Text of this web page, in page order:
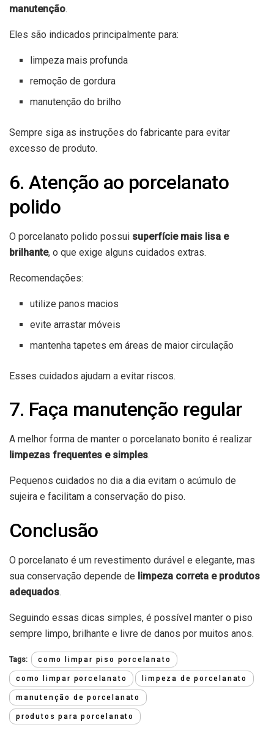
manutenção.
Eles são indicados principalmente para:
limpeza mais profunda
remoção de gordura
manutenção do brilho
Sempre siga as instruções do fabricante para evitar
excesso de produto.
6. Atenção ao porcelanato
polido
O porcelanato polido possui superfície mais lisa e
brilhante, o que exige alguns cuidados extras.
Recomendações:
utilize panos macios
evite arrastar móveis
mantenha tapetes em áreas de maior circulação
Esses cuidados ajudam a evitar riscos.
7. Faça manutenção regular
A melhor forma de manter o porcelanato bonito é realizar
limpezas frequentes e simples.
Pequenos cuidados no dia a dia evitam o acúmulo de
sujeira e facilitam a conservação do piso.
Conclusão
O porcelanato é um revestimento durável e elegante, mas
sua conservação depende de limpeza correta e produtos
adequados.
Seguindo essas dicas simples, é possível manter o piso
sempre limpo, brilhante e livre de danos por muitos anos.
Tags: como limpar piso porcelanato
como limpar porcelanato limpeza de porcelanato
manutenção de porcelanato
produtos para porcelanato